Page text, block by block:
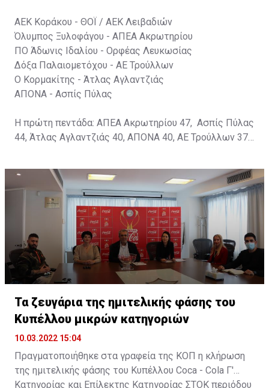
ΑΕΚ Κοράκου - ΘΟΪ / ΑΕΚ Λειβαδιών
Όλυμπος Ξυλοφάγου - ΑΠΕΑ Ακρωτηρίου
ΠΟ Άδωνις Ιδαλίου - Ορφέας Λευκωσίας
Δόξα Παλαιομετόχου - ΑΕ Τρούλλων
Ο Κορμακίτης - Άτλας Αγλαντζιάς
ΑΠΟΝΑ - Ασπίς Πύλας
Η πρώτη πεντάδα: ΑΠΕΑ Ακρωτηρίου 47, Ασπίς Πύλας
44, Άτλας Αγλαντζιάς 40, ΑΠΟΝΑ 40, ΑΕ Τρούλλων 37
Τα ζευγάρια της ημιτελικής φάσης του
Κυπέλλου μικρών κατηγοριών
10.03.2022 15:04
Πραγματοποιήθηκε στα γραφεία της ΚΟΠ η κλήρωση
της ημιτελικής φάσης του Κυπέλλου Coca - Cola Γ'
Κατηγορίας και Επίλεκτης Κατηγορίας ΣΤΟΚ περιόδου